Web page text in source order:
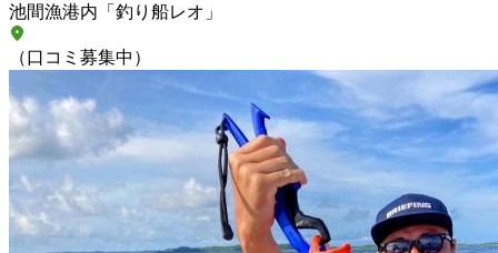
池間漁港内「釣り船レオ」
（口コミ募集中）